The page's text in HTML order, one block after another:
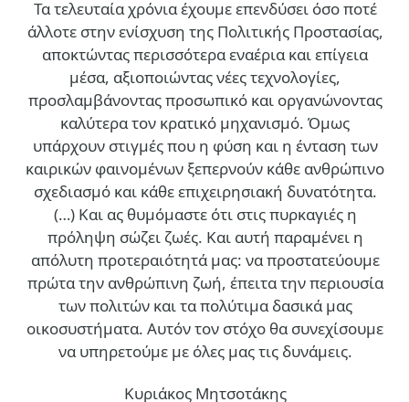
Τα τελευταία χρόνια έχουμε επενδύσει όσο ποτέ
άλλοτε στην ενίσχυση της Πολιτικής Προστασίας,
αποκτώντας περισσότερα εναέρια και επίγεια
μέσα, αξιοποιώντας νέες τεχνολογίες,
προσλαμβάνοντας προσωπικό και οργανώνοντας
καλύτερα τον κρατικό μηχανισμό. Όμως
υπάρχουν στιγμές που η φύση και η ένταση των
καιρικών φαινομένων ξεπερνούν κάθε ανθρώπινο
σχεδιασμό και κάθε επιχειρησιακή δυνατότητα.
(…) Και ας θυμόμαστε ότι στις πυρκαγιές η
πρόληψη σώζει ζωές. Και αυτή παραμένει η
απόλυτη προτεραιότητά μας: να προστατεύουμε
πρώτα την ανθρώπινη ζωή, έπειτα την περιουσία
των πολιτών και τα πολύτιμα δασικά μας
οικοσυστήματα. Αυτόν τον στόχο θα συνεχίσουμε
να υπηρετούμε με όλες μας τις δυνάμεις.
Κυριάκος Μητσοτάκης